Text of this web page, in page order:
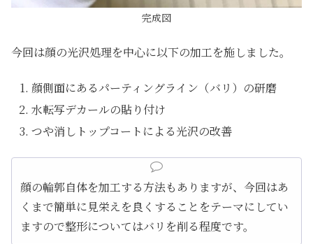
完成図
今回は顔の光沢処理を中心に以下の加工を施しました。
顔側面にあるパーティングライン（バリ）の研磨
水転写デカールの貼り付け
つや消しトップコートによる光沢の改善
顔の輪郭自体を加工する方法もありますが、今回はあ
くまで簡単に見栄えを良くすることをテーマにしてい
ますので整形についてはバリを削る程度です。